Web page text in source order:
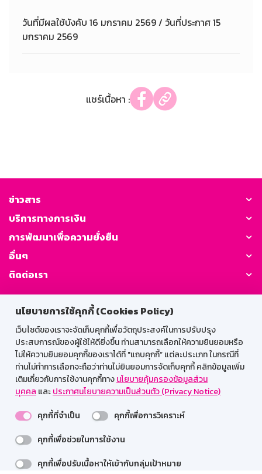
นโยบายการใช้คุกกี้ (Cookies Policy)
เว็บไซต์ของเราจะจัดเก็บคุกกี้เพื่อวัตถุประสงค์ในการปรับปรุง
ประสบการณ์ของผู้ใช้ให้ดียิ่งขึ้น ท่านสามารถเลือกให้ความยินยอมหรือ
ไม่ให้ความยินยอมคุกกี้ของเราได้ที่ "แถบคุกกี้” แต่ละประเภท ในกรณีที่
ท่านไม่ทำการเลือกจะถือว่าท่านไม่ยินยอมการจัดเก็บคุกกี้ คลิกข้อมูลเพิ่ม
เติมเกี่ยวกับการใช้งานคุกกี้ทางนโยบายคุ้มครองข้อมูลส่วน
บุคคล และประกาศนโยบายความเป็นส่วนตัว (Privacy Notice)
คุกกี้ที่จำเป็น
คุกกี้เพื่อการวิเคราะห์
คุกกี้เพื่อช่วยในการใช้งาน
คุกกี้เพื่อปรับเนื้อหาให้เข้ากับกลุ่มเป้าหมาย
วันที่มีผลใช้บังคับ 16 มกราคม 2569 / วันที่ประกาศ 15
มกราคม 2569
แชร์เนื้อหา :
ข่าวสาร
บริการทางการเงิน
การพัฒนาเพื่อความยั่งยืน
อื่นๆ
ติดต่อเรา
GSB Society:
สำหรับพนักงาน
Web HR
GSB Wisdom
M-Search
เข้าสู่ระบบเน็ตเมล
รองรับการใช้งานได้ดีบนเว็บบราวเซอร์